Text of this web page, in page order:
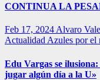
CONTINUA LA
Feb 17, 2024 Alvaro
Actualidad Azules por el
Edu Vargas se
jugar algún día a la U»